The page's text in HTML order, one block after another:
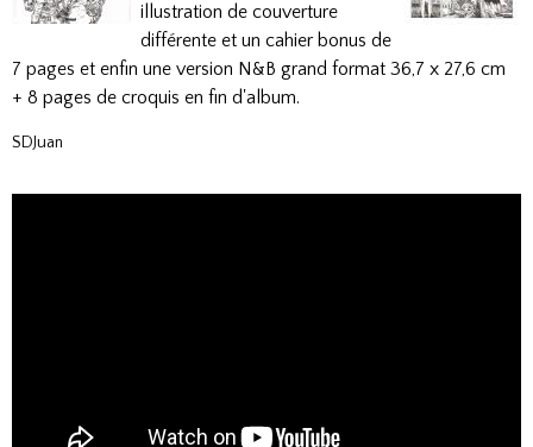
illustration de couverture
différente et un cahier bonus de
7 pages et enfin une version N&B grand format 36,7 x 27,6 cm
+ 8 pages de croquis en fin d'album.
SDJuan